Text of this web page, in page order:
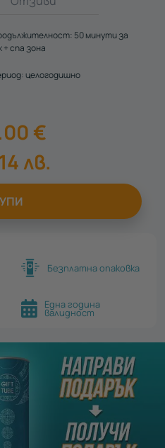
50 минути за
+ спа зона
целогодишно
€
лв.
Безплатна опаковка
Една година
валидност